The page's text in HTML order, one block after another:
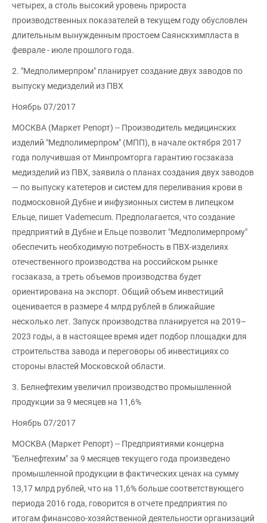
четырех, а столь высокий уровень прироста
производственных показателей в текущем году обусловлен
длительным вынужденным простоем Саянскхимпласта в
феврале - июле прошлого года.
2. "Медполимерпром" планирует создание двух заводов по
выпуску медизделий из ПВХ
Ноябрь 07/2017
МОСКВА (Маркет Репорт) -- Производитель медицинских
изделий "Медполимерпром" (МПП), в начале октября 2017
года получившая от Минпромторга гарантию госзаказа
медизделий из ПВХ, заявила о планах создания двух заводов
— по выпуску катетеров и систем для переливания крови в
подмосковной Дубне и инфузионных систем в липецком
Ельце, пишет Vademecum. Предполагается, что создание
предприятий в Дубне и Ельце позволит "Медполимерпрому"
обеспечить необходимую потребность в ПВХ-изделиях
отечественного производства на российском рынке
госзаказа, а треть объемов производства будет
ориентирована на экспорт. Общий объем инвестиций
оценивается в размере 4 млрд рублей в ближайшие
несколько лет. Запуск производства планируется на 2019–
2023 годы, а в настоящее время идет подбор площадки для
строительства завода и переговоры об инвестициях со
стороны властей Московской области.
3. Белнефтехим увеличил производство промышленной
продукции за 9 месяцев на 11,6%
Ноябрь 07/2017
МОСКВА (Маркет Репорт) -- Предприятиями концерна
"Белнефтехим" за 9 месяцев текущего года произведено
промышленной продукции в фактических ценах на сумму
13,17 млрд рублей, что на 11,6% больше соответствующего
периода 2016 года, говорится в отчете предприятия по
итогам финансово-хозяйственной деятельности организаций